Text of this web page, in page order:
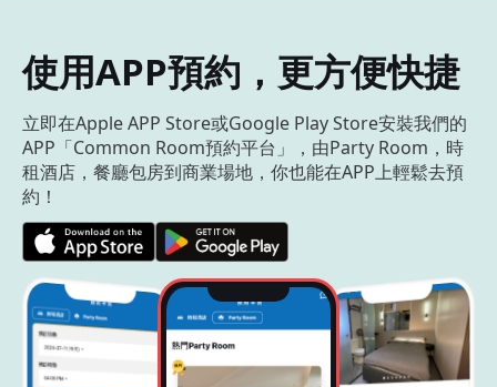
使用APP預約，更方便快捷
立即在Apple APP Store或Google Play Store安裝我們的
APP「Common Room預約平台」，由Party Room，時
租酒店，餐廳包房到商業場地，你也能在APP上輕鬆去預
約！